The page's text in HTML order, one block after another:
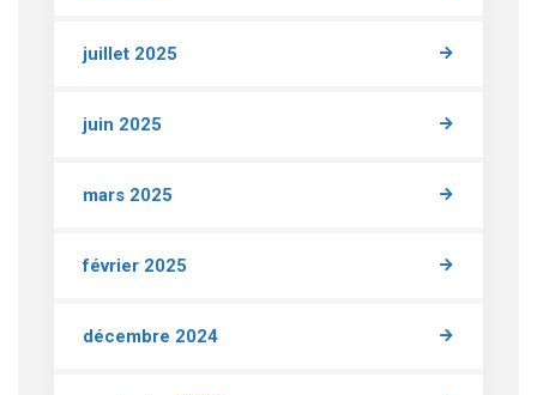
juillet 2025
juin 2025
mars 2025
février 2025
décembre 2024